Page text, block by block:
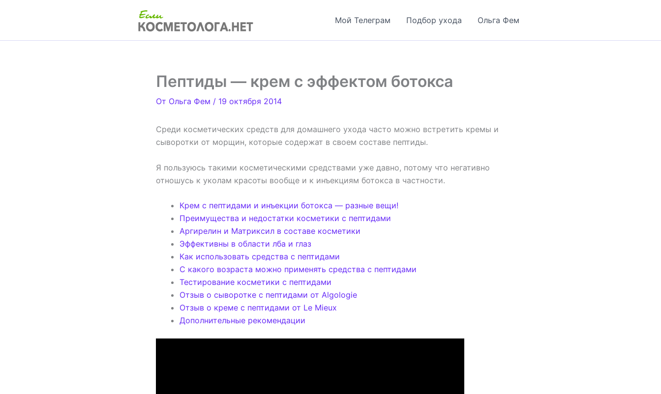
Мой Телеграм Подбор ухода Ольга Фем
Пептиды — крем с эффектом ботокса
От Ольга Фем / 19 октября 2014
Среди косметических средств для домашнего ухода часто можно встретить кремы и
сыворотки от морщин, которые содержат в своем составе пептиды.
Я пользуюсь такими косметическими средствами уже давно, потому что негативно
отношусь к уколам красоты вообще и к инъекциям ботокса в частности.
Крем с пептидами и инъекции ботокса — разные вещи!
Преимущества и недостатки косметики с пептидами
Аргирелин и Матриксил в составе косметики
Эффективны в области лба и глаз
Как использовать средства с пептидами
С какого возраста можно применять средства с пептидами
Тестирование косметики с пептидами
Отзыв о сыворотке с пептидами от Algologie
Отзыв о креме с пептидами от Le Mieux
Дополнительные рекомендации